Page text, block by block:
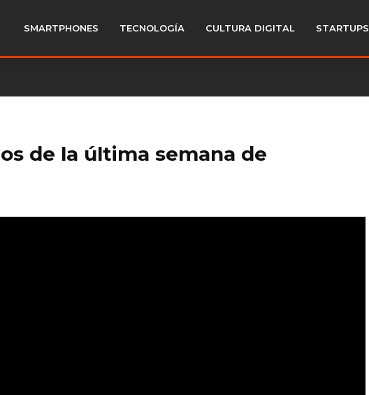
SMARTPHONES TECNOLOGÍA CULTURA DIGITAL STARTUPS
de la última semana de